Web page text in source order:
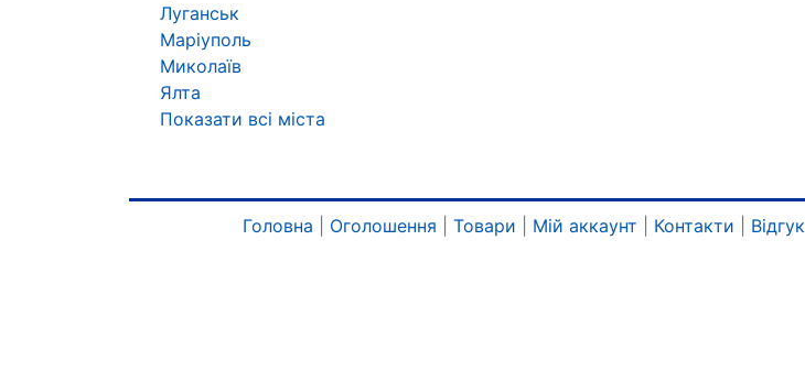
Луганськ
Маріуполь
Миколаїв
Ялта
Показати всі міста
Головна Оголошення Товари Мій аккаунт Контакти